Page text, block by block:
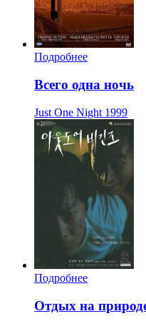
Подробнее
Всего одна ночь
Just One Night 1999
Подробнее
Отдых на